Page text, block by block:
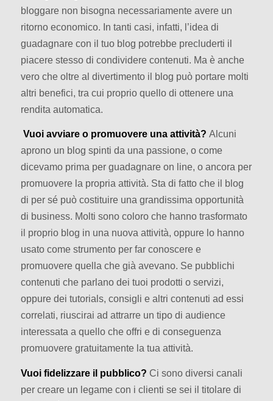
bloggare non bisogna necessariamente avere un
ritorno economico. In tanti casi, infatti, l’idea di
guadagnare con il tuo blog potrebbe precluderti il
piacere stesso di condividere contenuti. Ma è anche
vero che oltre al divertimento il blog può portare molti
altri benefici, tra cui proprio quello di ottenere una
rendita automatica.
Vuoi avviare o promuovere una attività? Alcuni
aprono un blog spinti da una passione, o come
dicevamo prima per guadagnare on line, o ancora per
promuovere la propria attività. Sta di fatto che il blog
di per sé può costituire una grandissima opportunità
di business. Molti sono coloro che hanno trasformato
il proprio blog in una nuova attività, oppure lo hanno
usato come strumento per far conoscere e
promuovere quella che già avevano. Se pubblichi
contenuti che parlano dei tuoi prodotti o servizi,
oppure dei tutorials, consigli e altri contenuti ad essi
correlati, riuscirai ad attrarre un tipo di audience
interessata a quello che offri e di conseguenza
promuovere gratuitamente la tua attività.
Vuoi fidelizzare il pubblico? Ci sono diversi canali
per creare un legame con i clienti se sei il titolare di